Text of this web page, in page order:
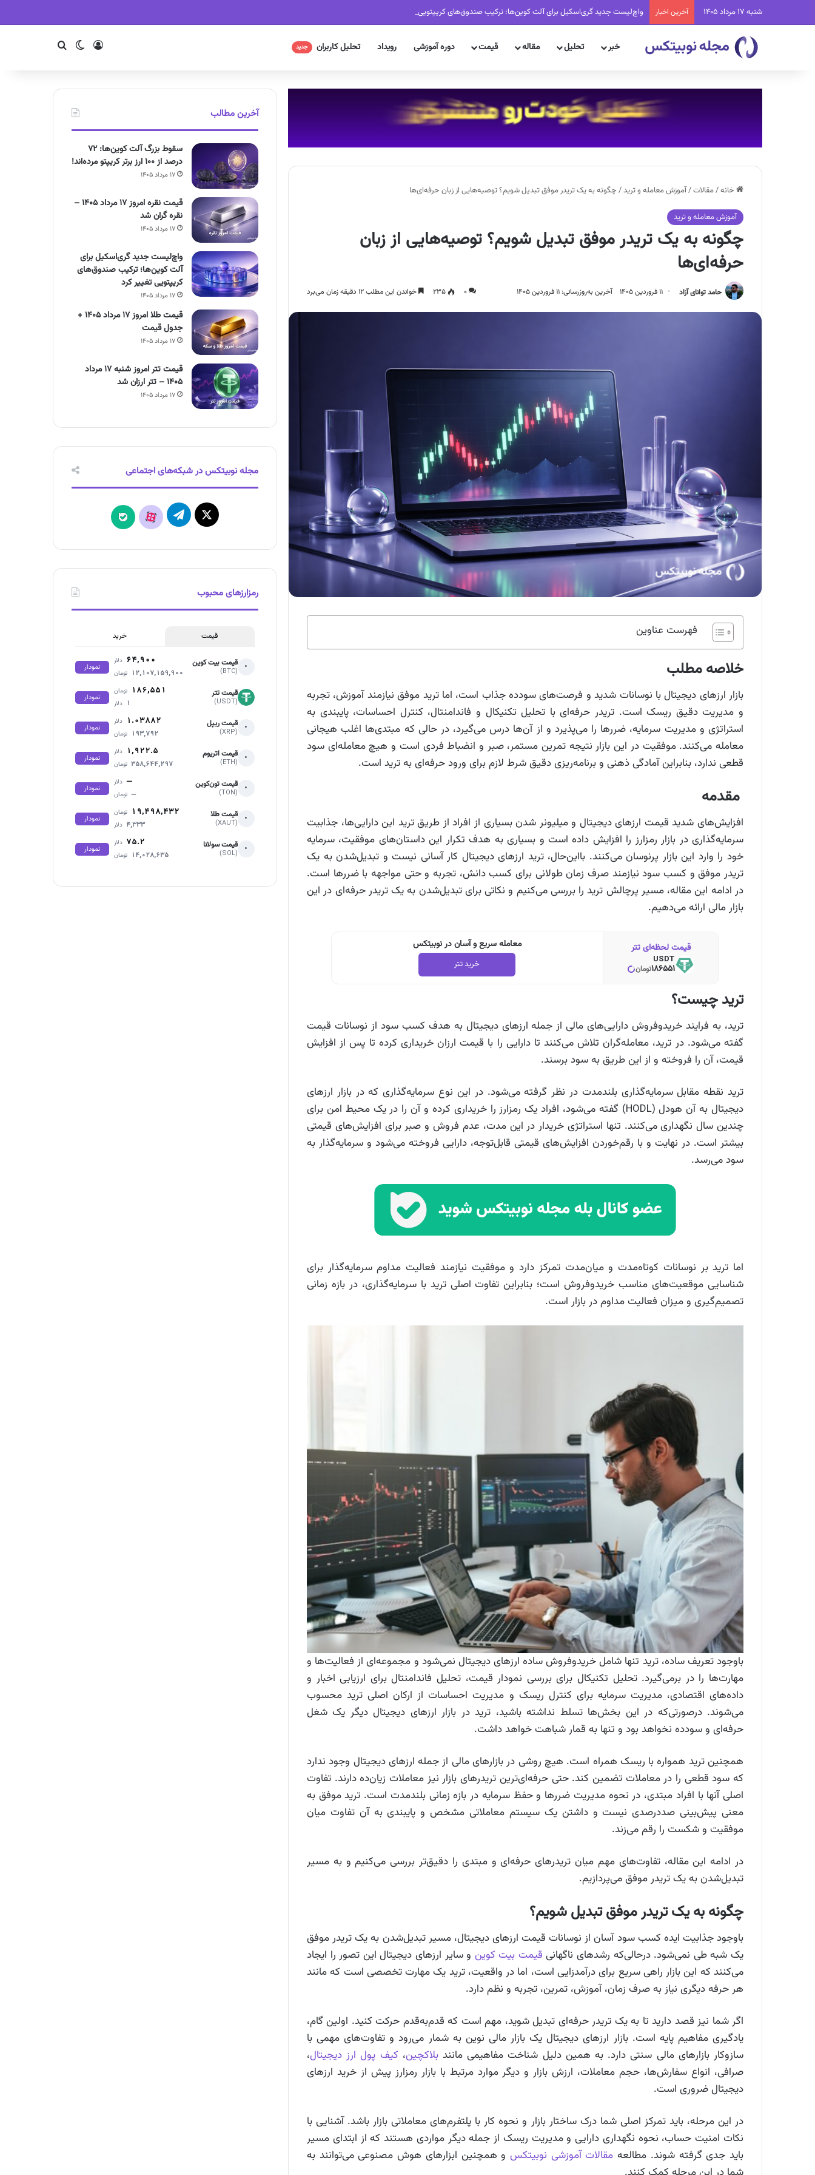
شنبه 17 مرداد 1405 آخرین اخبار واچ‌لیست جدید گری‌اسکیل برای آلت کوین‌ها؛ ترکیب صندوق‌های کریپتویی تغییر کرد
خبر تحلیل مقاله قیمت دوره آموزشی رویداد تحلیل کاربران جدید ورودتغییر پوسته
جستجو
خانه/مقالات/آموزش معامله و ترید/ چگونه به یک تریدر موفق تبدیل شویم؟ توصیه‌هایی از زبان حرفه‌ای‌ها
آموزش معامله و ترید
چگونه به یک تریدر موفق تبدیل شویم؟ توصیه‌هایی از زبان
حرفه‌ای‌ها
حامد توانای آزاد ۱۱ فروردین ۱۴۰۵ آخرین به‌روزرسانی: ۱۱ فروردین ۱۴۰۵ ۰ ۲۳۵ خواندن این مطلب ۱۲ دقیقه زمان می‌برد
فهرست عناوین
خلاصه مطلب
بازار ارزهای دیجیتال با نوسانات شدید و فرصت‌های سودده جذاب است، اما ترید موفق نیازمند آموزش، تجربه
و مدیریت دقیق ریسک است. تریدر حرفه‌ای با تحلیل تکنیکال و فاندامنتال، کنترل احساسات، پایبندی به
استراتژی و مدیریت سرمایه، ضررها را می‌پذیرد و از آن‌ها درس می‌گیرد، در حالی که مبتدی‌ها اغلب هیجانی
معامله می‌کنند. موفقیت در این بازار نتیجه تمرین مستمر، صبر و انضباط فردی است و هیچ معامله‌ای سود
قطعی ندارد، بنابراین آمادگی ذهنی و برنامه‌ریزی دقیق شرط لازم برای ورود حرفه‌ای به ترید است.
مقدمه
افزایش‌های شدید قیمت ارزهای دیجیتال و میلیونر شدن بسیاری از افراد از طریق ترید این دارایی‌ها، جذابیت
سرمایه‌گذاری در بازار رمزارز را افزایش داده است و بسیاری به هدف تکرار این داستان‌های موفقیت، سرمایه
خود را وارد این بازار پرنوسان می‌کنند. بااین‌حال، ترید ارزهای دیجیتال کار آسانی نیست و تبدیل‌شدن به یک
تریدر موفق و کسب سود نیازمند صرف زمان طولانی برای کسب دانش، تجربه و حتی مواجهه با ضررها است.
در ادامه این مقاله، مسیر پرچالش‌ ترید را بررسی می‌کنیم و نکاتی برای تبدیل‌شدن به یک تریدر حرفه‌ای در این
بازار مالی ارائه می‌دهیم.
معامله سریع و آسان در نوبیتکس
خرید تتر
قیمت لحظه‌ای تتر
USDT
186551تومان
ترید چیست؟
ترید، به فرایند خریدوفروش دارایی‌های مالی از جمله ارزهای دیجیتال به هدف کسب سود از نوسانات قیمت
گفته می‌شود. در ترید، معامله‌گران تلاش می‌کنند تا دارایی را با قیمت ارزان خریداری کرده تا پس از افزایش
قیمت، آن را فروخته و از این طریق به سود برسند.
ترید نقطه مقابل سرمایه‌گذاری بلندمدت در نظر گرفته می‌شود. در این نوع سرمایه‌گذاری که در بازار ارزهای
دیجیتال به آن هودل (HODL) گفته می‌شود، افراد یک رمزارز را خریداری کرده و آن را در یک محیط امن برای
چندین سال نگهداری می‌کنند. تنها استراتژی خریدار در این مدت، عدم فروش و صبر برای افزایش‌های قیمتی
بیشتر است. در نهایت و با رقم‌خوردن افزایش‌های قیمتی قابل‌توجه، دارایی فروخته می‌شود و سرمایه‌گذار به
سود می‌رسد.
اما ترید بر نوسانات کوتاه‌مدت و میان‌مدت تمرکز دارد و موفقیت نیازمند فعالیت مداوم سرمایه‌گذار برای
شناسایی موقعیت‌های مناسب خریدوفروش است؛ بنابراین تفاوت اصلی ترید با سرمایه‌گذاری، در بازه زمانی
تصمیم‌گیری و میزان فعالیت مداوم در بازار است.
باوجود تعریف ساده، ترید تنها شامل خریدوفروش ساده ارزهای دیجیتال نمی‌شود و مجموعه‌ای از فعالیت‌ها و
مهارت‌ها را در برمی‌گیرد. تحلیل تکنیکال برای بررسی نمودار قیمت، تحلیل فاندامنتال برای ارزیابی اخبار و
داده‌های اقتصادی، مدیریت سرمایه برای کنترل ریسک و مدیریت احساسات از ارکان اصلی ترید محسوب
می‌شوند. درصورتی‌که در این بخش‌ها تسلط نداشته باشید، ترید در بازار ارزهای دیجیتال دیگر یک شغل
حرفه‌ای و سودده نخواهد بود و تنها به قمار شباهت خواهد داشت.
همچنین ترید همواره با ریسک همراه است. هیچ روشی در بازارهای مالی از جمله ارزهای دیجیتال وجود ندارد
که سود قطعی را در معاملات تضمین کند. حتی حرفه‌ای‌ترین تریدرهای بازار نیز معاملات زیان‌ده دارند. تفاوت
اصلی آنها با افراد مبتدی، در نحوه مدیریت ضررها و حفظ سرمایه در بازه زمانی بلندمدت است. ترید موفق به
معنی پیش‌بینی صددرصدی نیست و داشتن یک سیستم معاملاتی مشخص و پایبندی به آن تفاوت میان
موفقیت و شکست را رقم می‌زند.
در ادامه این مقاله، تفاوت‌های مهم میان تریدرهای حرفه‌ای و مبتدی را دقیق‌تر بررسی می‌کنیم و به مسیر
تبدیل‌شدن به یک تریدر موفق می‌پردازیم.
چگونه به یک تریدر موفق تبدیل شویم؟
باوجود جذابیت ایده کسب سود آسان از نوسانات قیمت ارزهای دیجیتال، مسیر تبدیل‌شدن به یک تریدر موفق
یک‌ شبه طی نمی‌شود. درحالی‌که رشدهای ناگهانی قیمت بیت کوین و سایر ارزهای دیجیتال این تصور را ایجاد
می‌کنند که این بازار راهی سریع برای درآمدزایی است، اما در واقعیت، ترید یک مهارت تخصصی است که مانند
هر حرفه دیگری نیاز به صرف زمان، آموزش، تمرین، تجربه و نظم دارد.
اگر شما نیز قصد دارید تا به یک تریدر حرفه‌ای تبدیل شوید، مهم است که قدم‌به‌قدم حرکت کنید. اولین گام،
یادگیری مفاهیم پایه است. بازار ارزهای دیجیتال یک بازار مالی نوین به شمار می‌رود و تفاوت‌های مهمی با
سازوکار بازارهای مالی سنتی دارد. به همین دلیل شناخت مفاهیمی مانندبلاکچین، کیف پول ارز دیجیتال،
صرافی، انواع سفارش‌ها، حجم معاملات، ارزش بازار و دیگر موارد مرتبط با بازار رمزارز پیش از خرید ارزهای
دیجیتال ضروری است.
در این مرحله، باید تمرکز اصلی شما درک ساختار بازار و نحوه کار با پلتفرم‌های معاملاتی بازار باشد. آشنایی با
نکات امنیت حساب، نحوه نگهداری دارایی و مدیریت ریسک از جمله دیگر مواردی هستند که از ابتدای مسیر
باید جدی گرفته شوند. مطالعه مقالات آموزشی نوبیتکس و همچنین ابزارهای هوش مصنوعی می‌توانند به
آخرین مطالب
سقوط بزرگ آلت کوین‌ها: ۷۲
درصد از ۱۰۰ ارز برتر کریپتو مرده‌اند!
۱۷ مرداد ۱۴۰۵
قیمت نقره امروز ۱۷ مرداد ۱۴۰۵ –
نقره گران شد
۱۷ مرداد ۱۴۰۵
واچ‌لیست جدید گری‌اسکیل برای
آلت کوین‌ها؛ ترکیب صندوق‌های
کریپتویی تغییر کرد
۱۷ مرداد ۱۴۰۵
قیمت طلا امروز ۱۷ مرداد ۱۴۰۵ +
جدول قیمت
۱۷ مرداد ۱۴۰۵
قیمت تتر امروز شنبه ۱۷ مرداد
۱۴۰۵ – تتر ارزان شد
۱۷ مرداد ۱۴۰۵
مجله نوبیتکس در شبکه‌های اجتماعی
X تلگرام آپارات بله
رمزارزهای محبوب
قیمت خرید
• قیمت بیت کوین
(BTC)
۶۴,۹۰۰ دلار
۱۲,۱۰۷,۱۵۹,۹۰۰ تومان
نمودار
قیمت تتر
(USDT)
۱۸۶,۵۵۱ تومان
۱ دلار
نمودار
• قیمت ریپل
(XRP)
۱.۰۳۸۸۲ دلار
۱۹۳,۷۹۲ تومان
نمودار
• قیمت اتریوم
(ETH)
۱,۹۲۲.۵ دلار
۳۵۸,۶۴۴,۲۹۷ تومان
نمودار
• قیمت تون‌کوین
(TON)
— دلار
— تومان
نمودار
• قیمت طلا
(XAUT)
۱۹,۴۹۸,۴۳۲ تومان
۴,۳۳۳ دلار
نمودار
• قیمت سولانا
(SOL)
۷۵.۲ دلار
۱۴,۰۲۸,۶۳۵ تومان
نمودار